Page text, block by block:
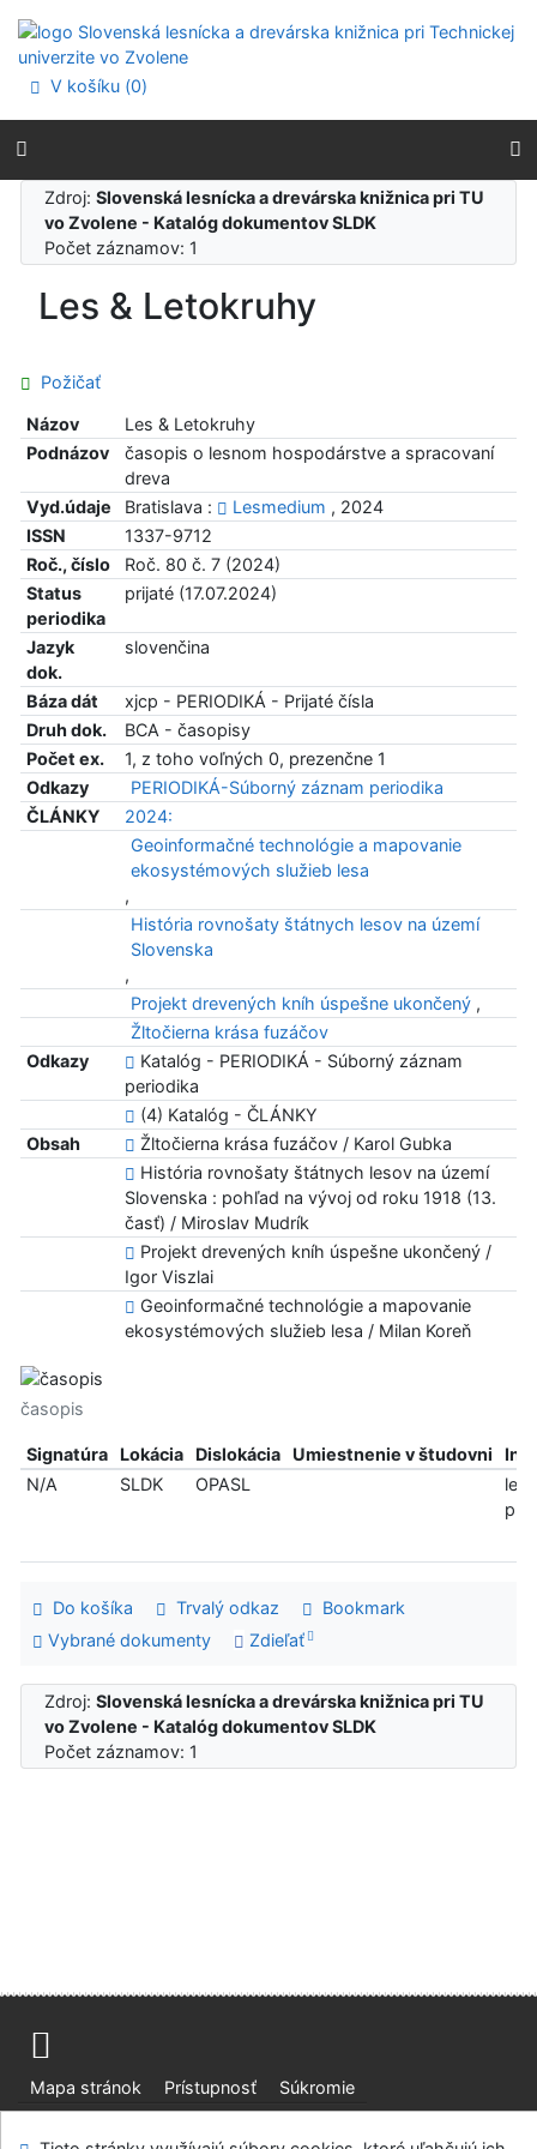
Prejsť na menu
Prehlásenie o webovej prístupnosti
V košíku (0)
Zdroj:Slovenská lesnícka a drevárska knižnica pri TU
vo Zvolene - Katalóg dokumentov SLDK
Počet záznamov: 1
Les & Letokruhy
Požičať
Názov
Les & Letokruhy
Podnázov
časopis o lesnom hospodárstve a spracovaní
dreva
Vyd.údaje
Bratislava : Lesmedium , 2024
ISSN
1337-9712
Roč., číslo
Roč. 80 č. 7 (2024)
Status
periodika
prijaté (17.07.2024)
Jazyk
dok.
slovenčina
Báza dát
xjcp - PERIODIKÁ - Prijaté čísla
Druh dok.
BCA - časopisy
Počet ex.
1, z toho voľných 0, prezenčne 1
Odkazy
PERIODIKÁ-Súborný záznam periodika
ČLÁNKY
2024:
Geoinformačné technológie a mapovanie
ekosystémových služieb lesa
,
História rovnošaty štátnych lesov na území
Slovenska
,
Projekt drevených kníh úspešne ukončený ,
Žltočierna krása fuzáčov
Odkazy
Katalóg - PERIODIKÁ - Súborný záznam
periodika
(4) Katalóg - ČLÁNKY
Obsah
Žltočierna krása fuzáčov / Karol Gubka
História rovnošaty štátnych lesov na území
Slovenska : pohľad na vývoj od roku 1918 (13.
časť) / Miroslav Mudrík
Projekt drevených kníh úspešne ukončený /
Igor Viszlai
Geoinformačné technológie a mapovanie
ekosystémových služieb lesa / Milan Koreň
časopis
Signatúra Lokácia Dislokácia Umiestnenie v študovni
Info
N/A
SLDK OPASL
len
Do košíka Trvalý odkaz
Bookmark
Vybrané dokumenty
Zdieľať
Zdroj:Slovenská lesnícka a drevárska knižnica pri TU
vo Zvolene - Katalóg dokumentov SLDK
Počet záznamov: 1
Mapa stránok Prístupnosť
Súkromie